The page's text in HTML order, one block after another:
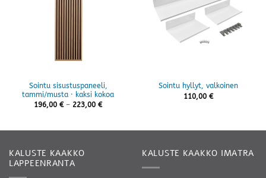
Sointu sisustuspaneeli,
tammi/musta · kaksi kokoa
196,00 € – 223,00 €Hintaluokka:
Sointu hyllyt, valkoinen
110,00 €
KALUSTE KAAKKO
LAPPEENRANTA
KALUSTE KAAKKO IMATRA